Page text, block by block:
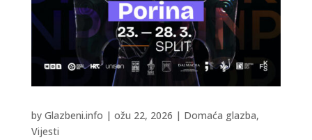
by Glazbeni.info | ožu 22, 2026 | Domaća glazba,
Vijesti